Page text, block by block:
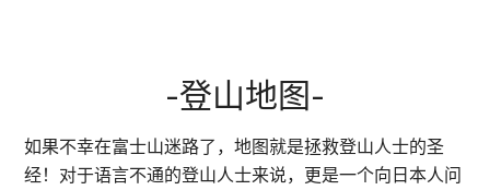
-登山地图-
如果不幸在富士山迷路了，地图就是拯救登山人士的圣
经！对于语言不通的登山人士来说，更是一个向日本人问